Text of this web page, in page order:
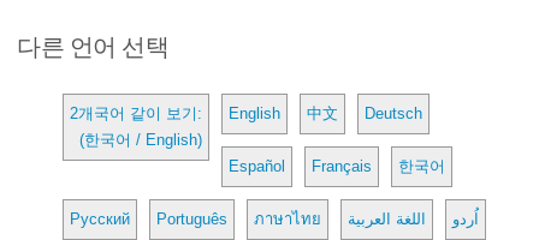
다른 언어 선택
2개국어 같이 보기:
(한국어 / English)
English 中文 Deutsch
Español Français 한국어
Русский Português ภาษาไทย اللغة العربية اُردو